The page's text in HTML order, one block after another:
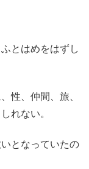
とはめをはずし
性、仲間、旅、
れない。
となっていたの